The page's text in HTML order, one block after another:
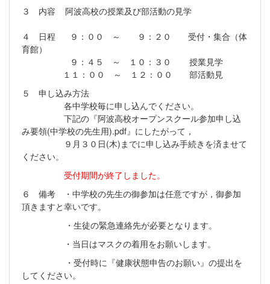
３ 内容 阿波高校の授業及び部活動の見学
４ 日程 ９：００ ～ ９：２０ 受付・集合（体
育館）
９：４５ ～ １０：３０ 授業見学
１１：００ ～ １２：００ 部活動見
５ 申し込み方法
各中学校毎に申し込んでください。
下記の『阿波高校オープンスクール参加申し込
み要領(中学校の先生用).pdf』にしたがって，
９月３０日(木)までに申し込み手続きを済ませて
ください。
受付期間が終了しました。
６ 備考 ・中学校の先生の御参加は任意ですが，御参加
頂きますと幸いです。
・生徒の緊急連絡先が必要となります。
・当日はマスクの着用をお願いします。
・受付時に『健康状態申告のお願い』の提出を
してください。